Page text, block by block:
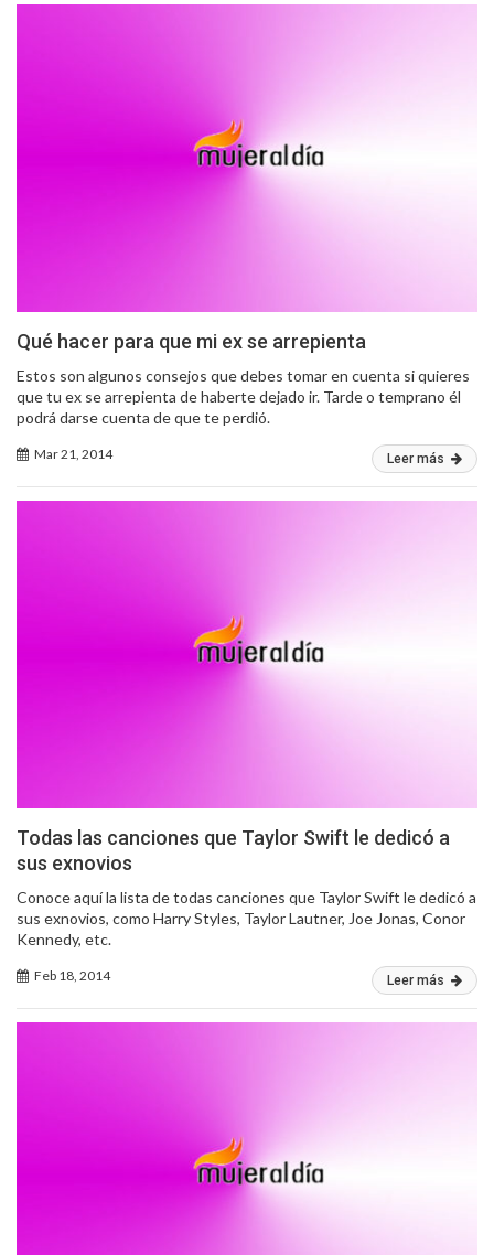
Qué hacer para que mi ex se arrepienta
Estos son algunos consejos que debes tomar en cuenta si quieres
que tu ex se arrepienta de haberte dejado ir. Tarde o temprano él
podrá darse cuenta de que te perdió.
Mar 21, 2014 Leer más
Todas las canciones que Taylor Swift le dedicó a
sus exnovios
Conoce aquí la lista de todas canciones que Taylor Swift le dedicó a
sus exnovios, como Harry Styles, Taylor Lautner, Joe Jonas, Conor
Kennedy, etc.
Feb 18, 2014 Leer más